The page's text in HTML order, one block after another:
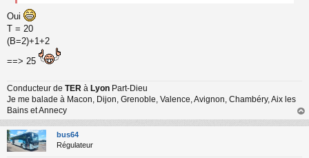
n
o
l
Oui
T = 20
(B=2)+1+2
==> 25
Conducteur de TER à Lyon Part-Dieu
Je me balade à Macon, Dijon, Grenoble, Valence, Avignon, Chambéry, Aix les
Bains et Annecy
au
bus64
Régulateur